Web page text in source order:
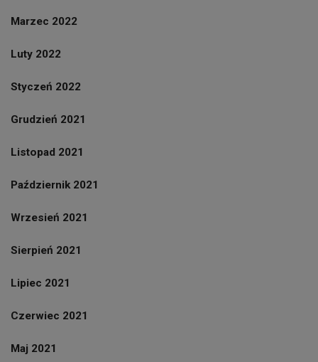
Marzec 2022
Luty 2022
Styczeń 2022
Grudzień 2021
Listopad 2021
Październik 2021
Wrzesień 2021
Sierpień 2021
Lipiec 2021
Czerwiec 2021
Maj 2021